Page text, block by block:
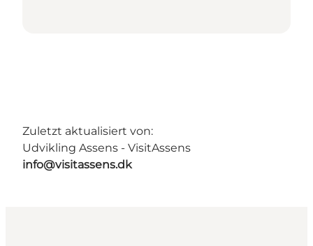
Zuletzt aktualisiert von:
Udvikling Assens - VisitAssens
info@visitassens.dk